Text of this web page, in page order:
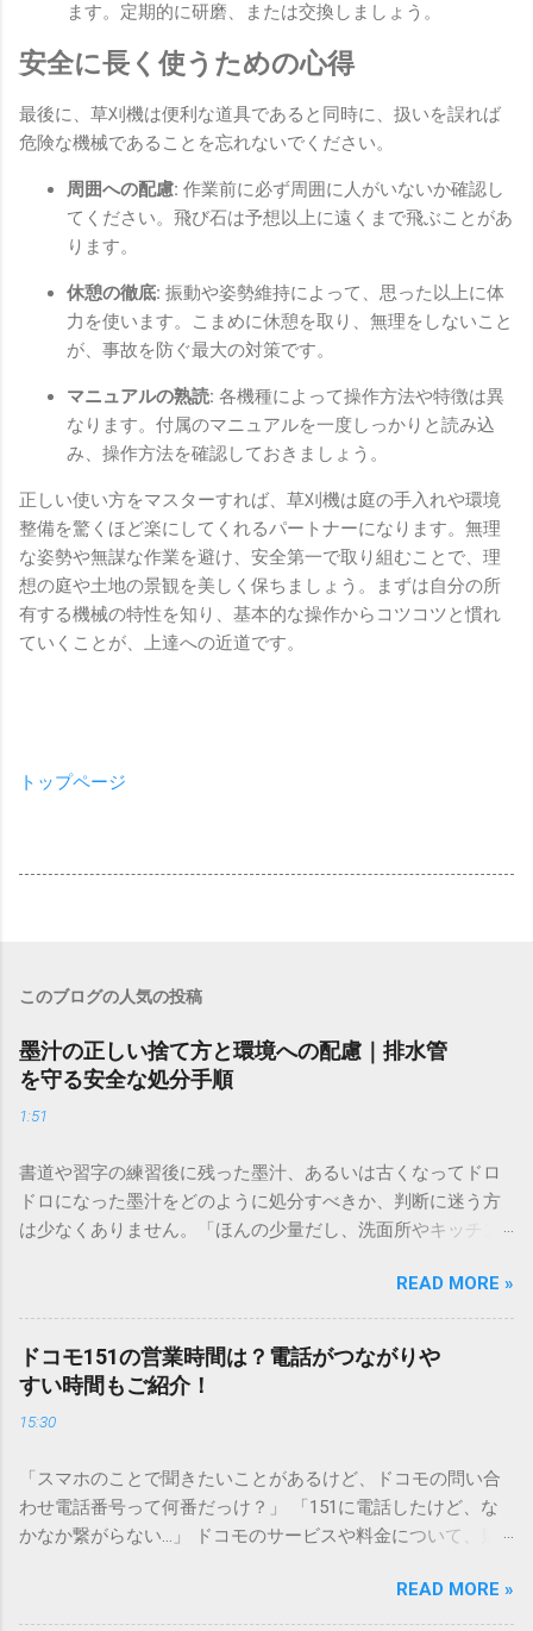
ます。定期的に研磨、または交換しましょう。
安全に長く使うための心得
最後に、草刈機は便利な道具であると同時に、扱いを誤れば
危険な機械であることを忘れないでください。
周囲への配慮: 作業前に必ず周囲に人がいないか確認し
てください。飛び石は予想以上に遠くまで飛ぶことがあ
ります。
休憩の徹底: 振動や姿勢維持によって、思った以上に体
力を使います。こまめに休憩を取り、無理をしないこと
が、事故を防ぐ最大の対策です。
マニュアルの熟読: 各機種によって操作方法や特徴は異
なります。付属のマニュアルを一度しっかりと読み込
み、操作方法を確認しておきましょう。
正しい使い方をマスターすれば、草刈機は庭の手入れや環境
整備を驚くほど楽にしてくれるパートナーになります。無理
な姿勢や無謀な作業を避け、安全第一で取り組むことで、理
想の庭や土地の景観を美しく保ちましょう。まずは自分の所
有する機械の特性を知り、基本的な操作からコツコツと慣れ
ていくことが、上達への近道です。
トップページ
このブログの人気の投稿
墨汁の正しい捨て方と環境への配慮｜排水管
を守る安全な処分手順
1:51
書道や習字の練習後に残った墨汁、あるいは古くなってドロ
ドロになった墨汁をどのように処分すべきか、判断に迷う方
は少なくありません。「ほんの少量だし、洗面所やキッチン
と、実は予期せぬトラブルを招く原因となります。 墨汁は、
一般的な生活排水とは性質が大きく異なります。そのまま排
水口へ流すことは環境負荷だけでなく、ご自宅の排水設備を
傷める可能性も高いため、非常に危険です。この記事では、
墨汁を安全かつ環境に優しい方法で処分するための手順と、
容器を適切に分別する方法を徹底解説します。 墨汁を「排水
す）」と「膠（にかわ）」、そして水です。これらは非常に
微細かつ独特の粘性を持っているため、下水処理や配管維持
の観点から以下の問題が発生します。 1. 環境への深刻な負荷
施設であっても、これらの微粒子を完全に分解・除去するこ
READ MORE »
ドコモ151の営業時間は？電話がつながりや
すい時間もご紹介！
15:30
「スマホのことで聞きたいことがあるけど、ドコモの問い合
わせ電話番号って何番だっけ？」 「151に電話したけど、な
かなか繋がらない…」 ドコモのサービスや料金について、疑
ンフォメーションセンター」の専用電話番号「151」ですよ
ね。 でも、「 ドコモ151は何時まで 営業しているの？」「
READ MORE »